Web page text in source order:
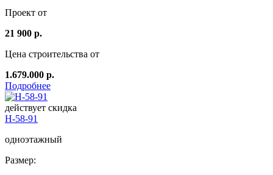
Проект от
21 900 р.
Цена строительства от
1.679.000 р.
Подробнее
действует скидка
Н-58-91
одноэтажный
Размер: